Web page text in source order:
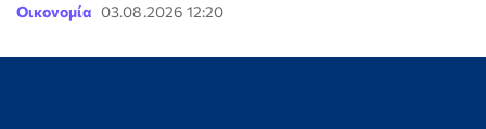
Οικονομία 03.08.2026 12:20